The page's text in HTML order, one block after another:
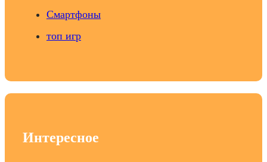
Смартфоны
топ игр
Интересное